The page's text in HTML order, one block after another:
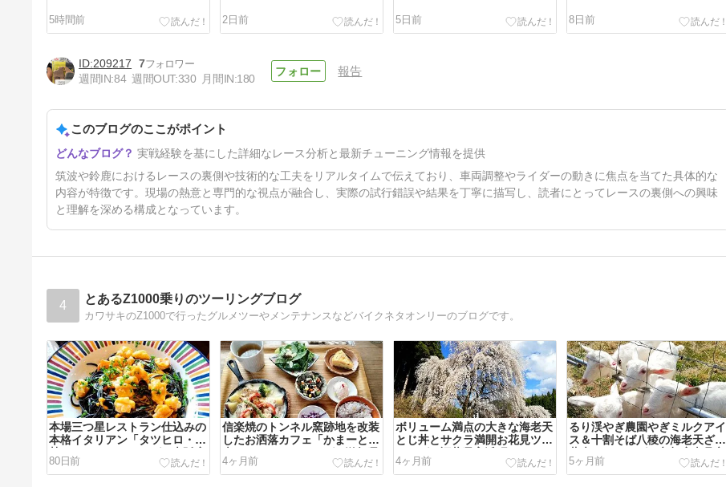
5時間前 2日前 5日前 8日前
市原車、筑波を振り返る。
22日前
209217
7
週間IN:84 週間OUT:330 月間IN:180
報告
このブログのここがポイント
実戦経験を基にした詳細なレース分析と最新チューニング情報を提供
筑波や鈴鹿におけるレースの裏側や技術的な工夫をリアルタイムで伝えており、車両調整やライダーの動きに焦点を当てた具体的な
内容が特徴です。現場の熱意と専門的な視点が融合し、実際の試行錯誤や結果を丁寧に描写し、読者にとってレースの裏側への興味
と理解を深める構成となっています。
4 とあるZ1000乗りのツーリングブログ
カワサキのZ1000で行ったグルメツーやメンテナンスなどバイクネタオンリーのブログです。
本場三つ星レストラン仕込みの
本格イタリアン「タツヒロ・能
勢」ランチツーリングin大阪府
能勢町
80日前
信楽焼のトンネル窯跡地を改装
したお洒落カフェ「かまーとの
森」ランチツーリングin滋賀県
甲賀市
4ヶ月前
ボリューム満点の大きな海老天
とじ丼とサクラ満開お花見ツー
リングin福井県高浜町
4ヶ月前
るり渓やぎ農園やぎミルクアイ
ス＆十割そば八稜の海老天ざる
蕎麦ツーリングin京都府南丹市
5ヶ月前